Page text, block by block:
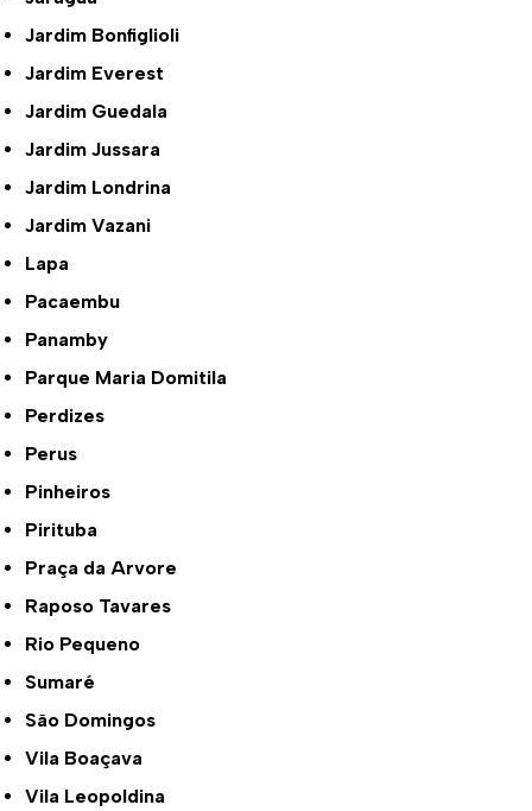
Jardim Bonfiglioli
Jardim Everest
Jardim Guedala
Jardim Jussara
Jardim Londrina
Jardim Vazani
Lapa
Pacaembu
Panamby
Parque Maria Domitila
Perdizes
Perus
Pinheiros
Pirituba
Praça da Arvore
Raposo Tavares
Rio Pequeno
Sumaré
São Domingos
Vila Boaçava
Vila Leopoldina